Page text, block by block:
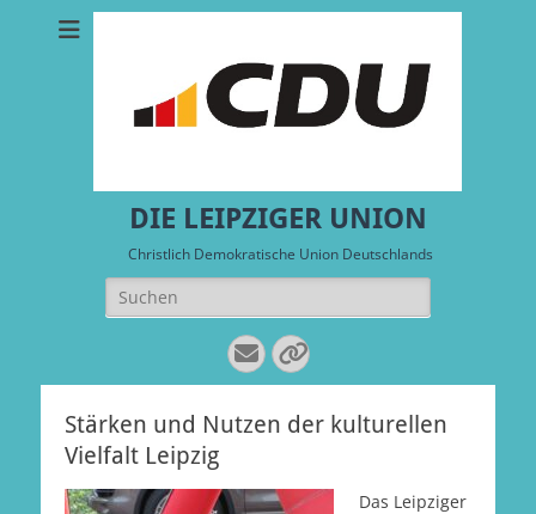
DIE LEIPZIGER UNION
Christlich Demokratische Union Deutschlands
Suchen
nach:
E-
Mail
Verknüpfung
Stärken und Nutzen der kulturellen
Vielfalt Leipzig
Das Leipziger